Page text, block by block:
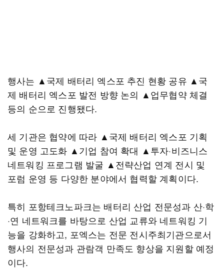
행사는 ▲국제 배터리 엑스포 추진 현황 공유 ▲국
제 배터리 엑스포 발전 방향 논의 ▲업무협약 체결
등의 순으로 진행됐다.
세 기관은 협약에 따라 ▲국제 배터리 엑스포 기획
및 운영 고도화 ▲기업 참여 확대 ▲투자·비즈니스
네트워킹 프로그램 발굴 ▲전략산업 연계 전시 및
포럼 운영 등 다양한 분야에서 협력할 계획이다.
특히 포항테크노파크는 배터리 산업 전문성과 산·학
·연 네트워크를 바탕으로 산업 교류와 네트워킹 기
능을 강화하고, 포엑스는 전문 전시주최기관으로서
행사의 전문성과 관람객 만족도 향상을 지원할 예정
이다.